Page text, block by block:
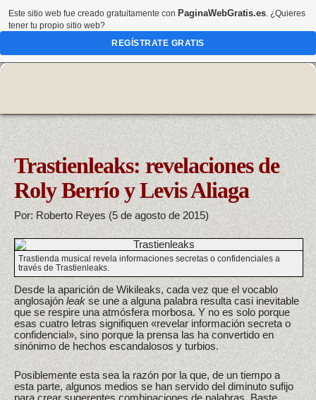
Trastienleaks: revelaciones de
Roly Berrío y Levis Aliaga
Por: Roberto Reyes (5 de agosto de 2015)
Trastienda musical revela informaciones secretas o confidenciales a
través de Trastienleaks.
Desde la aparición de Wikileaks, cada vez que el vocablo
anglosajónleakse une a alguna palabra resulta casi inevitable
que se respire una atmósfera morbosa. Y no es solo porque
esas cuatro letras signifiquen «revelar información secreta o
confidencial», sino porque la prensa las ha convertido en
sinónimo de hechos escandalosos y turbios.
Posiblemente esta sea la razón por la que, de un tiempo a
esta parte, algunos medios se han servido del diminuto sufijo
para crear sugerentes combinaciones de palabras. Baste
Este sitio web fue creado gratuitamente con PaginaWebGratis.es. ¿Quieres
tener tu propio sitio web?
REGÍSTRATE GRATIS